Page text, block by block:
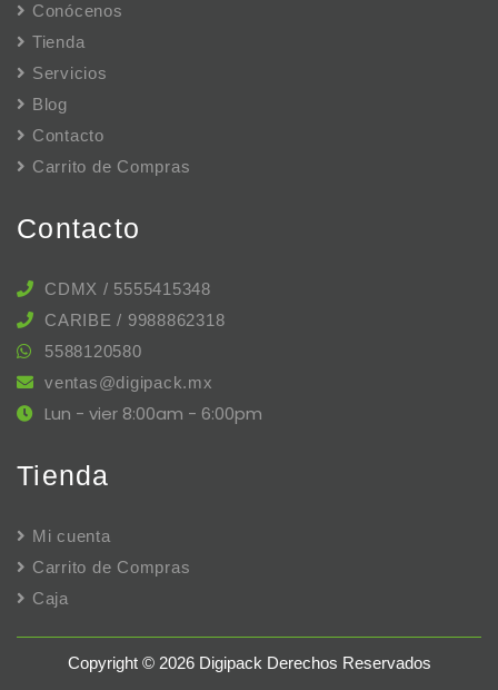
Conócenos
Tienda
Servicios
Blog
Contacto
Carrito de Compras
Contacto
CDMX / 5555415348
CARIBE / 9988862318
5588120580
ventas@digipack.mx
Lun - vier 8:00am - 6:00pm
Tienda
Mi cuenta
Carrito de Compras
Caja
Copyright © 2026 Digipack Derechos Reservados